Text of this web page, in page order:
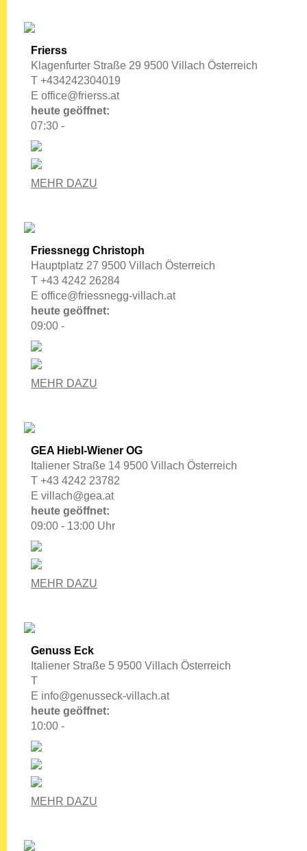
Frierss
Klagenfurter Straße 29 9500 Villach Österreich
T +434242304019
E office@frierss.at
heute geöffnet:
07:30 -
MEHR DAZU
Friessnegg Christoph
Hauptplatz 27 9500 Villach Österreich
T +43 4242 26284
E office@friessnegg-villach.at
heute geöffnet:
09:00 -
MEHR DAZU
GEA Hiebl-Wiener OG
Italiener Straße 14 9500 Villach Österreich
T +43 4242 23782
E villach@gea.at
heute geöffnet:
09:00 - 13:00 Uhr
MEHR DAZU
Genuss Eck
Italiener Straße 5 9500 Villach Österreich
T
E info@genusseck-villach.at
heute geöffnet:
10:00 -
MEHR DAZU